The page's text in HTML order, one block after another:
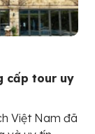
cấp tour uy
Việt Nam đã